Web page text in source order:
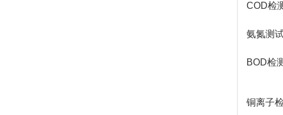
COD检
氨氮测
BOD检
铜离子